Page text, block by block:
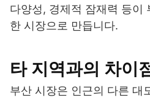
다양성, 경제적 잠재력 등이
한 시장으로 만듭니다.
타 지역과의 차이
부산 시장은 인근의 다른 대